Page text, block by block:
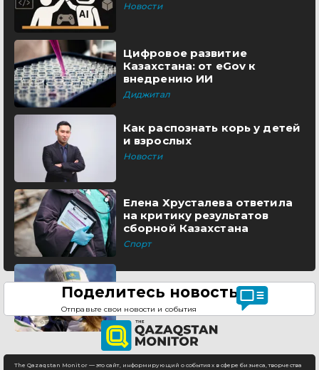
Новости
Цифровое развитие
Казахстана: от eGov к
внедрению ИИ
Диджитал
Как распознать корь у детей
и взрослых
Новости
Елена Хрусталева ответила
на критику результатов
сборной Казахстана
Спорт
Поделитесь новостью
Отправьте свои новости и события
The Qazaqstan Monitor — это сайт, информирующий о событиях в сфере бизнеса, творчества